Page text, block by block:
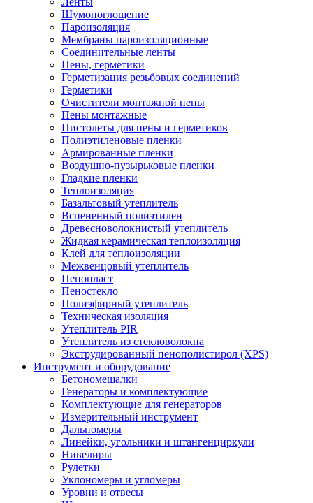
Шумопоглощение
Пароизоляция
Мембраны пароизоляционные
Соединительные ленты
Пены, герметики
Герметизация резьбовых соединений
Герметики
Очистители монтажной пены
Пены монтажные
Пистолеты для пены и герметиков
Полиэтиленовые пленки
Армированные пленки
Воздушно-пузырьковые пленки
Гладкие пленки
Теплоизоляция
Базальтовый утеплитель
Вспененный полиэтилен
Древесноволокнистый утеплитель
Жидкая керамическая теплоизоляция
Клей для теплоизоляции
Межвенцовый утеплитель
Пенопласт
Пеностекло
Полиэфирный утеплитель
Техническая изоляция
Утеплитель PIR
Утеплитель из стекловолокна
Экструдированный пенополистирол (XPS)
Инструмент и оборудование
Бетономешалки
Генераторы и комплектующие
Комплектующие для генераторов
Измерительный инструмент
Дальномеры
Линейки, угольники и штангенциркули
Нивелиры
Рулетки
Уклономеры и угломеры
Уровни и отвесы